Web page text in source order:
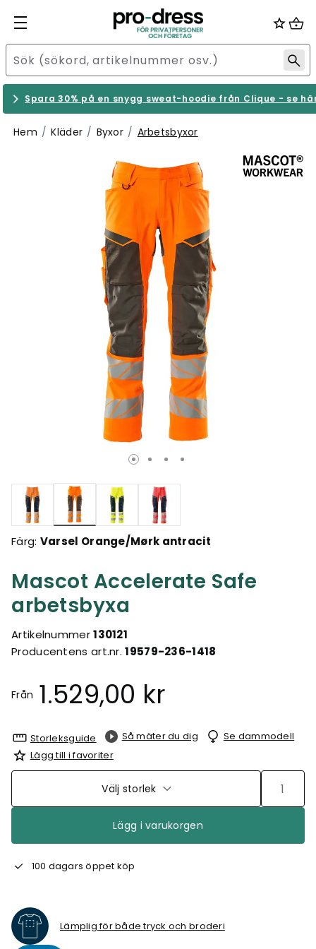
Spara 30% på en snygg sweat-hoodie från Clique - se
Hem Kläder Byxor Arbetsbyxor
Mascot Accelerate Safe
arbetsbyxa
Artikelnummer130121
Producentens art.nr.19579-236-1418
Från 1.529,00 kr
Valda
Färg: Varsel Orange/Mørk antracit
Storleksguide Så mäter du dig
Se dammodell
Lägg till i favoriter
Välj storlek
Lägg i varukorgen
100 dagars öppet köp
Lämplig för både tryck och broderi